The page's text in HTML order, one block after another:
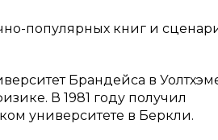
популярных книг и
Брандейса в
В 1981 году получил
университете в Беркли.